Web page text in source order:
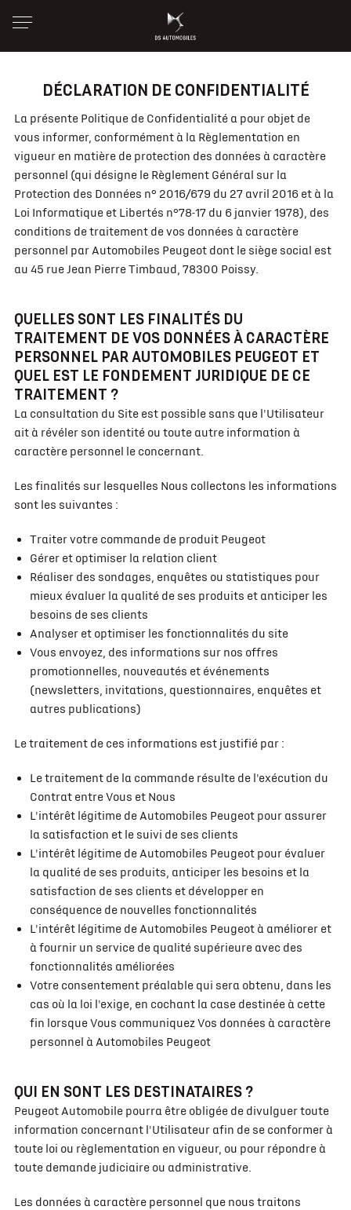
DÉCLARATION DE CONFIDENTIALITÉ
La présente Politique de Confidentialité a pour objet de
vous informer, conformément à la Règlementation en
vigueur en matière de protection des données à caractère
personnel (qui désigne le Règlement Général sur la
Protection des Données n° 2016/679 du 27 avril 2016 et à la
Loi Informatique et Libertés n°78-17 du 6 janvier 1978), des
conditions de traitement de vos données à caractère
personnel par Automobiles Peugeot dont le siège social est
au 45 rue Jean Pierre Timbaud, 78300 Poissy.
QUELLES SONT LES FINALITÉS DU
TRAITEMENT DE VOS DONNÉES À CARACTÈRE
PERSONNEL PAR AUTOMOBILES PEUGEOT ET
QUEL EST LE FONDEMENT JURIDIQUE DE CE
TRAITEMENT ?
La consultation du Site est possible sans que l'Utilisateur
ait à révéler son identité ou toute autre information à
caractère personnel le concernant.
Les finalités sur lesquelles Nous collectons les informations
sont les suivantes :
Traiter votre commande de produit Peugeot
Gérer et optimiser la relation client
Réaliser des sondages, enquêtes ou statistiques pour
mieux évaluer la qualité de ses produits et anticiper les
besoins de ses clients
Analyser et optimiser les fonctionnalités du site
Vous envoyez, des informations sur nos offres
promotionnelles, nouveautés et événements
(newsletters, invitations, questionnaires, enquêtes et
autres publications)
Le traitement de ces informations est justifié par :
Le traitement de la commande résulte de l'exécution du
Contrat entre Vous et Nous
L'intérêt légitime de Automobiles Peugeot pour assurer
la satisfaction et le suivi de ses clients
L'intérêt légitime de Automobiles Peugeot pour évaluer
la qualité de ses produits, anticiper les besoins et la
satisfaction de ses clients et développer en
conséquence de nouvelles fonctionnalités
L'intérêt légitime de Automobiles Peugeot à améliorer et
à fournir un service de qualité supérieure avec des
fonctionnalités améliorées
Votre consentement préalable qui sera obtenu, dans les
cas où la loi l'exige, en cochant la case destinée à cette
fin lorsque Vous communiquez Vos données à caractère
personnel à Automobiles Peugeot
QUI EN SONT LES DESTINATAIRES ?
Peugeot Automobile pourra être obligée de divulguer toute
information concernant l'Utilisateur afin de se conformer à
toute loi ou règlementation en vigueur, ou pour répondre à
toute demande judiciaire ou administrative.
Les données à caractère personnel que nous traitons